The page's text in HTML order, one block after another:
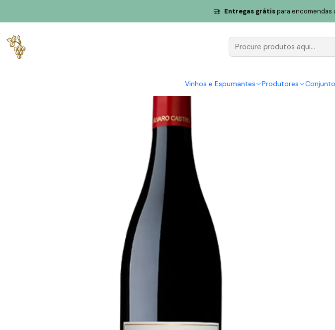
Vinhos e Espumantes Produtores
Entregas grátispara encomendas
Quinta de Saes Caniças Touriga Nacional 2022